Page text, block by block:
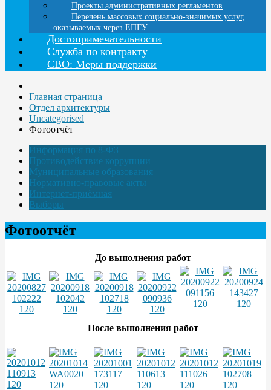
Проекты административных регламентов
Перечень массовых социально-значимых услуг,
оказываемых через ЕПГУ
Достопримечательности
Служба по контракту
СВО: Меры поддержки
Главная страница
Отдел архитектуры
Uncategorised
Фотоотчёт
Информация по 8-ФЗ
Противодействие коррупции
Муниципальные образования
Нормативно-правовые акты
Интернет-приёмная
Выборы
Фотоотчёт
До выполнения работ
После выполнения работ